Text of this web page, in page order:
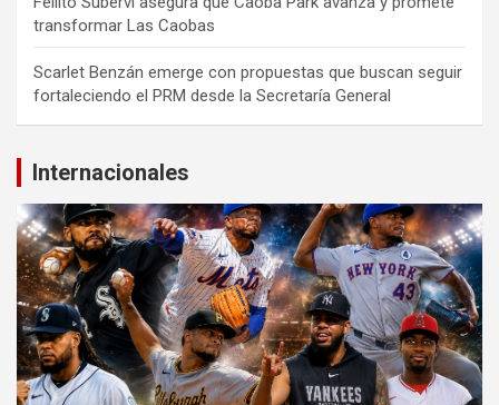
transformar Las Caobas
Scarlet Benzán emerge con propuestas que buscan seguir
fortaleciendo el PRM desde la Secretaría General
Internacionales